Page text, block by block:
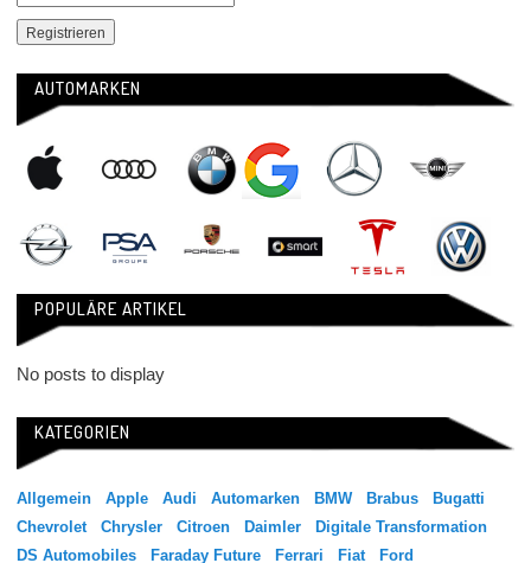
AUTOMARKEN
POPULÄRE ARTIKEL
No posts to display
KATEGORIEN
Allgemein Apple Audi Automarken BMW Brabus
Bugatti
Chevrolet
Chrysler Citroen Daimler
Digitale Transformation
DS Automobiles
Faraday Future Ferrari Fiat Ford